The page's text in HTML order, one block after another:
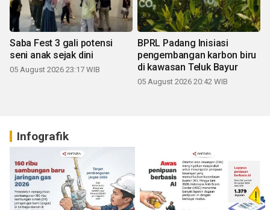
Saba Fest 3 gali potensi
seni anak sejak dini
05 August 2026 23:17 WIB
BPRL Padang Inisiasi
pengembangan karbon biru
di kawasan Teluk Bayur
05 August 2026 20:42 WIB
Infografik